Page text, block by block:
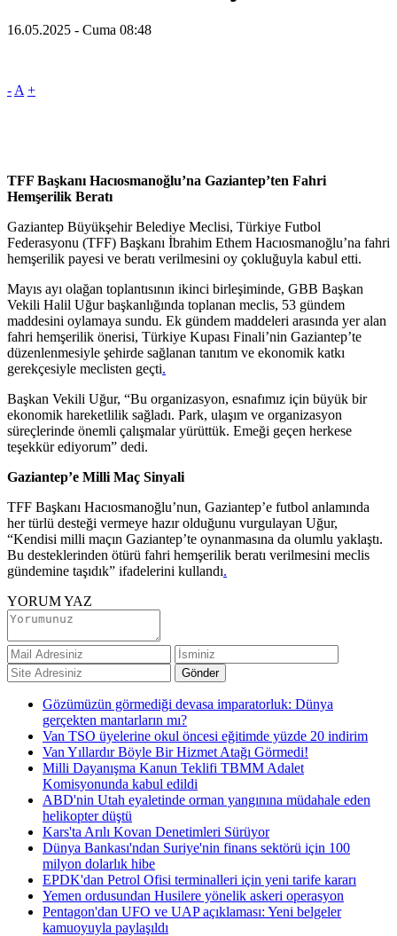
16.05.2025 - Cuma 08:48
- A +
TFF Başkanı Hacıosmanoğlu’na Gaziantep’ten Fahri
Hemşerilik Beratı
Gaziantep Büyükşehir Belediye Meclisi, Türkiye Futbol
Federasyonu (TFF) Başkanı İbrahim Ethem Hacıosmanoğlu’na fahri
hemşerilik payesi ve beratı verilmesini oy çokluğuyla kabul etti.
Mayıs ayı olağan toplantısının ikinci birleşiminde, GBB Başkan
Vekili Halil Uğur başkanlığında toplanan meclis, 53 gündem
maddesini oylamaya sundu. Ek gündem maddeleri arasında yer alan
fahri hemşerilik önerisi, Türkiye Kupası Finali’nin Gaziantep’te
düzenlenmesiyle şehirde sağlanan tanıtım ve ekonomik katkı
gerekçesiyle meclisten geçti.
Başkan Vekili Uğur, “Bu organizasyon, esnafımız için büyük bir
ekonomik hareketlilik sağladı. Park, ulaşım ve organizasyon
süreçlerinde önemli çalışmalar yürüttük. Emeği geçen herkese
teşekkür ediyorum” dedi.
Gaziantep’e Milli Maç Sinyali
TFF Başkanı Hacıosmanoğlu’nun, Gaziantep’e futbol anlamında
her türlü desteği vermeye hazır olduğunu vurgulayan Uğur,
“Kendisi milli maçın Gaziantep’te oynanmasına da olumlu yaklaştı.
Bu desteklerinden ötürü fahri hemşerilik beratı verilmesini meclis
gündemine taşıdık” ifadelerini kullandı.
YORUM YAZ
Gözümüzün görmediği devasa imparatorluk: Dünya
gerçekten mantarların mı?
Van TSO üyelerine okul öncesi eğitimde yüzde 20 indirim
Van Yıllardır Böyle Bir Hizmet Atağı Görmedi!
Milli Dayanışma Kanun Teklifi TBMM Adalet
Komisyonunda kabul edildi
ABD'nin Utah eyaletinde orman yangınına müdahale eden
helikopter düştü
Kars'ta Arılı Kovan Denetimleri Sürüyor
Dünya Bankası'ndan Suriye'nin finans sektörü için 100
milyon dolarlık hibe
EPDK'dan Petrol Ofisi terminalleri için yeni tarife kararı
Yemen ordusundan Husilere yönelik askeri operasyon
Pentagon'dan UFO ve UAP açıklaması: Yeni belgeler
kamuoyuyla paylaşıldı